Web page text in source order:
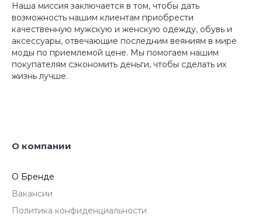
Наша миссия заключается в том, чтобы дать
возможность нашим клиентам приобрести
качественную мужскую и женскую одежду, обувь и
аксессуары, отвечающие последним веяниям в мире
моды по приемлемой цене. Мы помогаем нашим
покупателям сэкономить деньги, чтобы сделать их
жизнь лучше.
О компании
О Бренде
Вакансии
Политика конфиденциальности